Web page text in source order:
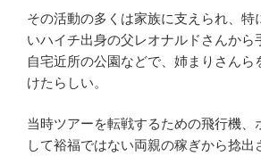
その活動の多くは家族に支えられ、特
いハイチ出身の父レオナルドさんから
自宅近所の公園などで、姉まりさんら
けたらしい。
当時ツアーを転戦するための飛行機、
して裕福ではない両親の稼ぎから捻出